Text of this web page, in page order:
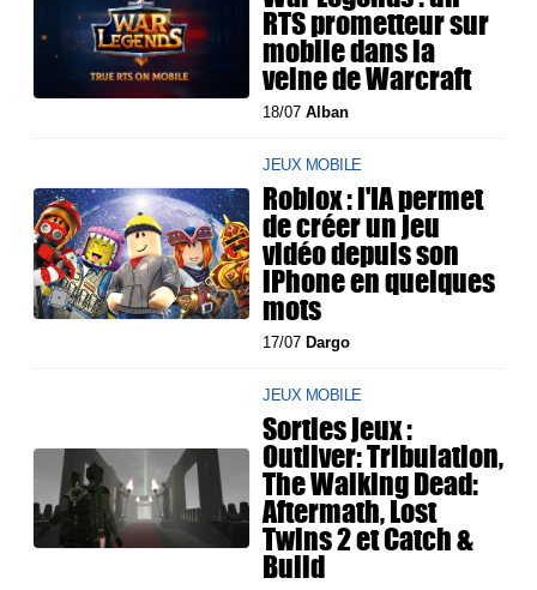
RTS prometteur sur
mobile dans la
veine de Warcraft
18/07Alban
JEUX MOBILE
Roblox : l'IA permet
de créer un jeu
vidéo depuis son
iPhone en quelques
mots
17/07 Dargo
JEUX MOBILE
Sorties jeux :
Outliver: Tribulation,
The Walking Dead:
Aftermath, Lost
Twins 2 et Catch &
Build